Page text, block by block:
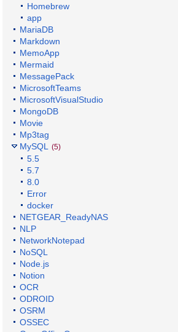
Homebrew
app
MariaDB
Markdown
MemoApp
Mermaid
MessagePack
MicrosoftTeams
MicrosoftVisualStudio
MongoDB
Movie
Mp3tag
MySQL
(5)
5.5
5.7
8.0
Error
docker
NETGEAR_ReadyNAS
NLP
NetworkNotepad
NoSQL
Node.js
Notion
OCR
ODROID
OSRM
OSSEC